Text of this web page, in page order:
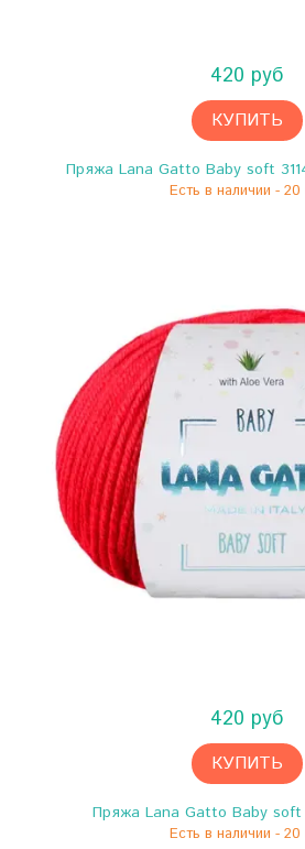
420 руб
КУПИТЬ
Пряжа Lana Gatto Baby soft
Есть в наличии -
420 руб
КУПИТЬ
Пряжа Lana Gatto Baby soft
Есть в наличии -